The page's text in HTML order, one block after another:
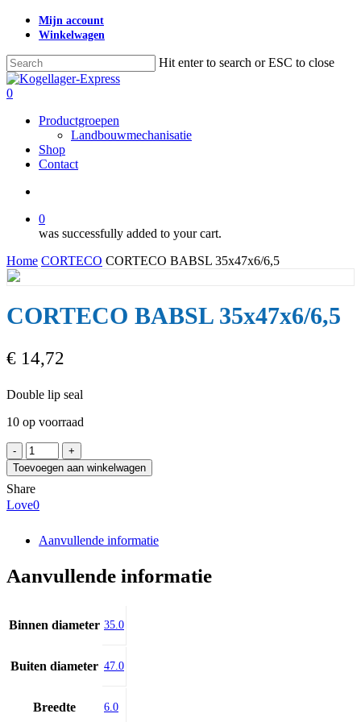
Skip
content
Mijn account
Winkelwagen
Hit enter to search or ESC to close
Close
Search
search
0
Productgroepen
Landbouwmechanisatie
Shop
Contact
0
was successfully added to your cart.
Home CORTECO CORTECO BABSL 35x47x6/6,5
CORTECO BABSL 35x47x6/6,5
€ 14,72
Double lip seal
10 op voorraad
CORTECO
BABSL
35x47x6/6,5
aantal
Toevoegen aan winkelwagen
Share
Love0
Aanvullende informatie
Aanvullende informatie
Binnen diameter 35.0
Buiten diameter 47.0
Breedte 6.0